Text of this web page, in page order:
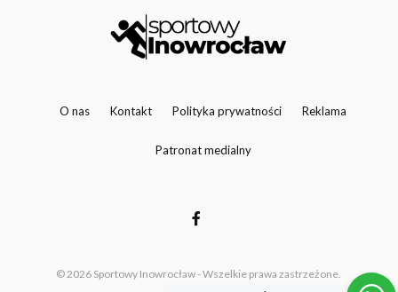
O nas Kontakt Polityka prywatności Reklama
Patronat medialny
© 2026 Sportowy Inowrocław - Wszelkie prawa zastrzeżone.